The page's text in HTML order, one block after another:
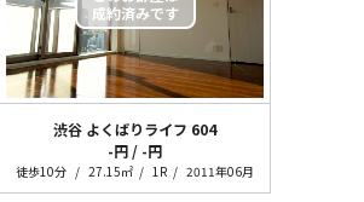
渋谷 よくばりライフ 604
-円 / -円
徒歩10分 27.15㎡ 1R 2011年06月